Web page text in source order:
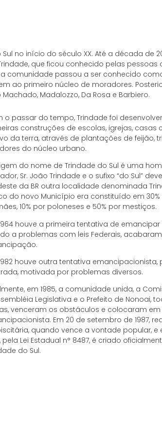
no início do século XX. Até a década de
que ficou conhecido pelas pessoas
passou a ser conhecido
ao primeiro núcleo de moradores.
Madalozzo, Da Rosa e Barbiero.
o passar do tempo, Trindade foi
construções de escolas, igrejas, casas
da terra, através de plantações de feijão,
do núcleo urbano.
do nome de Trindade do Sul é uma
Sr. João Trindade e o sufixo “do Sul”
da BR outra localidade denominada
do novo Município era constituído em 30%
10% por poloneses e 50% por mestiços.
houve a primeira tentativa de emancipar
a problemas com leis Federais,
houve outra tentativa
motivada por problemas diversos.
em 1985, a comunidade unida, a
Legislativa e o Prefeito de Nonoai,
venceram os obstáculos e colocaram
Em 20 de setembro de 1987,
quando vence a vontade popular, e
pela Lei Estadual n° 8487, é criado
do Sul.